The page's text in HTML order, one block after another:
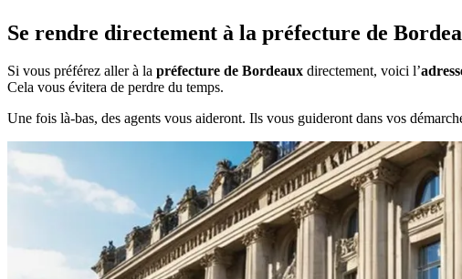
Se rendre directement à la préfecture de
Si vous préférez aller à la préfecture de Bordeaux directement, voici l’
Cela vous évitera de perdre du temps.
Une fois là-bas, des agents vous aideront. Ils vous guideront dans vos